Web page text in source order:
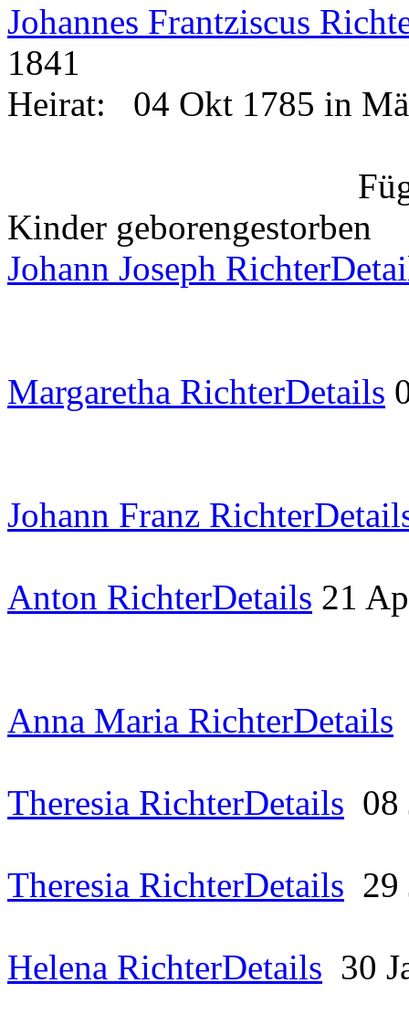
Johannes Frantziscus
1841
Heirat:
04 Okt 1785 in
Kinder geborengestorben
Johann Joseph Richter
Margaretha RichterDetails
Johann Franz Richter
Anton RichterDetails 21
Anna Maria RichterDetails
Theresia RichterDetails 08
Theresia RichterDetails 29
Helena RichterDetails 30